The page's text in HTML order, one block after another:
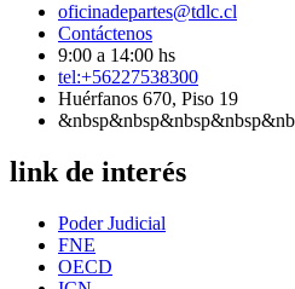
oficinadepartes@tdlc.cl
Contáctenos
9:00 a 14:00 hs
tel:+56227538300
Huérfanos 670, Piso 19
link de interés
Poder Judicial
FNE
OECD